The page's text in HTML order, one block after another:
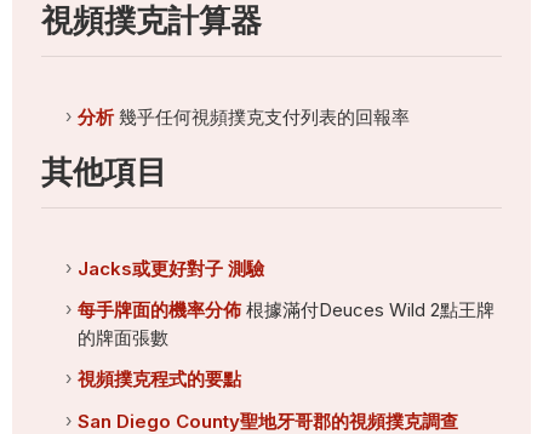
視頻撲克計算器
分析幾乎任何視頻撲克支付列表的回報率
其他項目
Jacks或更好對子 測驗
每手牌面的機率分佈根據滿付Deuces Wild 2點王牌
的牌面張數
視頻撲克程式的要點
San Diego County聖地牙哥郡的視頻撲克調查